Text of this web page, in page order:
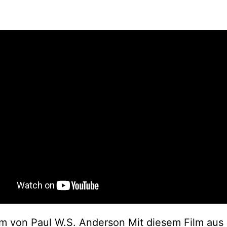
von Paul W.S. Anderson Mit diesem Film aus